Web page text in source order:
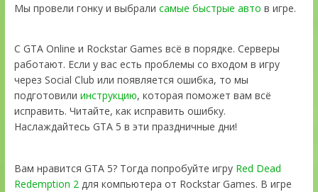
Мы провели гонку и выбрали самые быстрые авто в игре.
С GTA Online и Rockstar Games всё в порядке. Серверы
работают. Если у вас есть проблемы со входом в игру
через Social Club или появляется ошибка, то мы
подготовили инструкцию, которая поможет вам всё
исправить. Читайте, как исправить ошибку.
Наслаждайтесь GTA 5 в эти праздничные дни!
Вам нравится GTA 5? Тогда попробуйте игру Red Dead
Redemption 2для компьютера от Rockstar Games. В игре